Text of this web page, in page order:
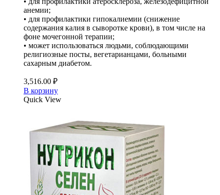
анемии;
• для профилактики гипокалиемии (снижение
содержания калия в сыворотке крови), в том числе на
фоне мочегонной терапии;
• может использоваться людьми, соблюдающими
религиозные посты, вегетарианцами, больными
сахарным диабетом.
3,516.00 ₽
В корзину
Quick View